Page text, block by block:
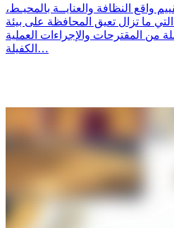
واقع النظافة والعنايــة بالمحيـط،
ما تزال تعيق المحافظة على بيئة
من المقترحات والإجراءات العملية
الكفيلة…